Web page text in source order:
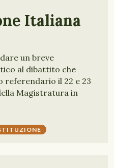
Italiana
un breve
al dibattito che
referendario il 22 e 23
Magistratura in